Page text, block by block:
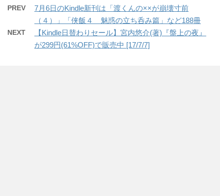
PREV
7月6日のKindle新刊は「渡くんの××が崩壊寸前
（４）」「侠飯４ 魅惑の立ち呑み篇」など188冊
NEXT
【Kindle日替わりセール】宮内悠介(著)『盤上の夜』
が299円(61%OFF)で販売中 [17/7/7]